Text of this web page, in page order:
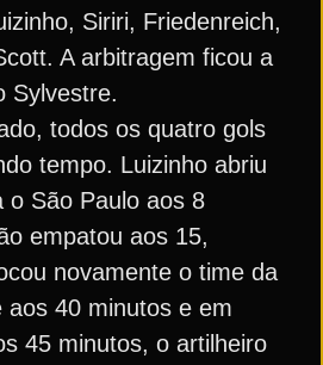
Siriri, Friedenreich,
A arbitragem ficou a
Sylvestre.
todos os quatro gols
tempo. Luizinho abriu
o São Paulo aos 8
empatou aos 15,
novamente o time da
aos 40 minutos e em
45 minutos, o artilheiro